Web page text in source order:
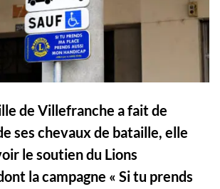
de Villefranche a fait de
ses chevaux de bataille, elle
le soutien du Lions
la campagne « Si tu prends